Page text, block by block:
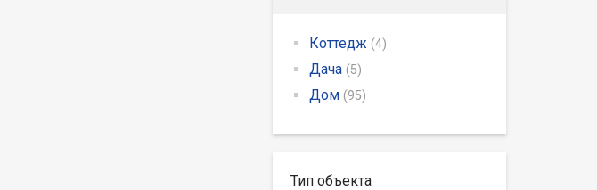
Коттедж (4)
Дача (5)
Дом (95)
Тип объекта